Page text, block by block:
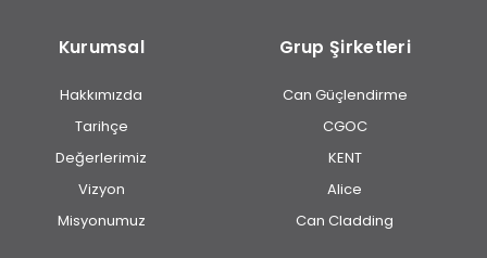
Kurumsal
Hakkımızda
Tarihçe
Değerlerimiz
Vizyon
Misyonumuz
Grup Şirketleri
Can Güçlendirme
CGOC
KENT
Alice
Can Cladding